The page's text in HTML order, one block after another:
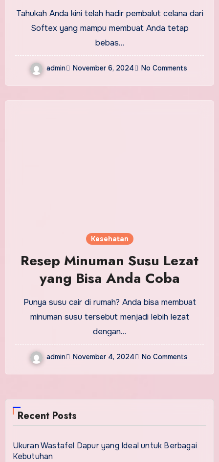
Tahukah Anda kini telah hadir pembalut celana dari
Softex yang mampu membuat Anda tetap
bebas…
admin November 6, 2024 No Comments
Kesehatan
Resep Minuman Susu Lezat
yang Bisa Anda Coba
Punya susu cair di rumah? Anda bisa membuat
minuman susu tersebut menjadi lebih lezat
dengan…
admin November 4, 2024 No Comments
Recent Posts
Ukuran Wastafel Dapur yang Ideal untuk Berbagai
Kebutuhan